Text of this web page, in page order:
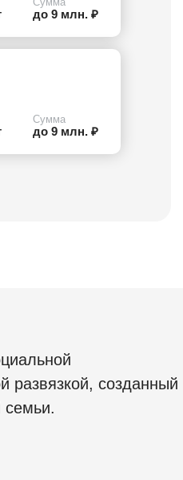
до 9 млн. ₽
Сумма
до 9 млн. ₽
развязкой, созданный
семьи.